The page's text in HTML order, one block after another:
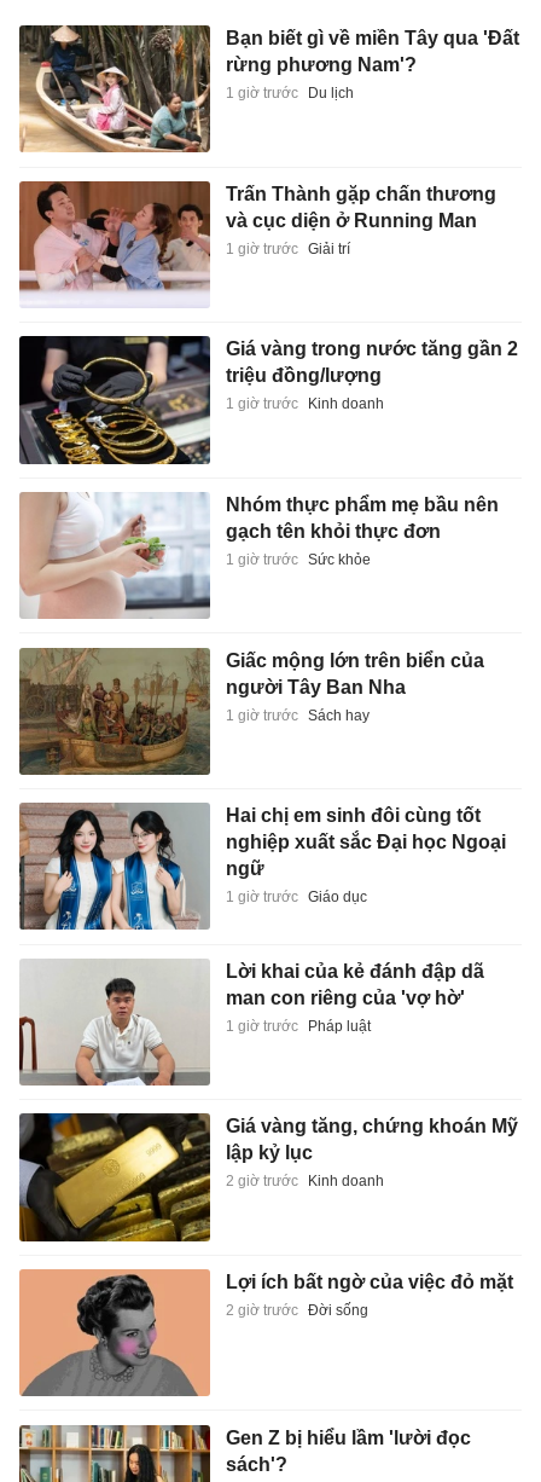
Bạn biết gì về miền Tây qua 'Đất
rừng phương Nam'?
1 giờ trước Du lịch
Trấn Thành gặp chấn thương
và cục diện ở Running Man
1 giờ trước Giải trí
Giá vàng trong nước tăng gần 2
triệu đồng/lượng
1 giờ trước Kinh doanh
Nhóm thực phẩm mẹ bầu nên
gạch tên khỏi thực đơn
1 giờ trước Sức khỏe
Giấc mộng lớn trên biển của
người Tây Ban Nha
1 giờ trước Sách hay
Hai chị em sinh đôi cùng tốt
nghiệp xuất sắc Đại học Ngoại
ngữ
1 giờ trước Giáo dục
Lời khai của kẻ đánh đập dã
man con riêng của 'vợ hờ'
1 giờ trước Pháp luật
Giá vàng tăng, chứng khoán Mỹ
lập kỷ lục
2 giờ trước Kinh doanh
Lợi ích bất ngờ của việc đỏ mặt
2 giờ trước Đời sống
Gen Z bị hiểu lầm 'lười đọc
sách'?